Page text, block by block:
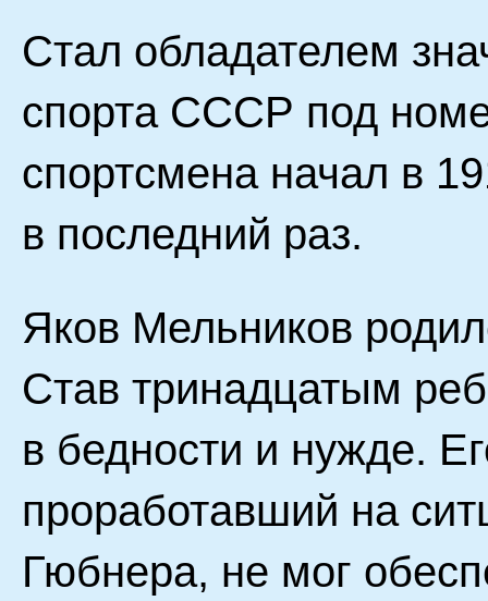
Стал обладателем
спорта СССР под
спортсмена начал в
в последний раз.
Яков Мельников
Став тринадцатым
в бедности и нужде.
проработавший на
Гюбнера, не мог